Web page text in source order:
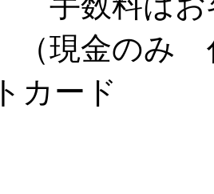
（現金のみ
カード